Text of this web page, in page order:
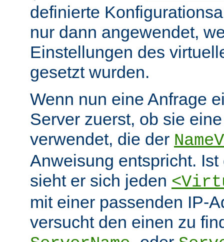
definierte
nur dann angewendet,
Einstellungen des
gesetzt wurden.
Wenn nun eine Anfrage
Server zuerst, ob sie
verwendet, die der
Anweisung entspricht.
sieht er sich jeden
mit einer passenden IP-
versucht den einen zu